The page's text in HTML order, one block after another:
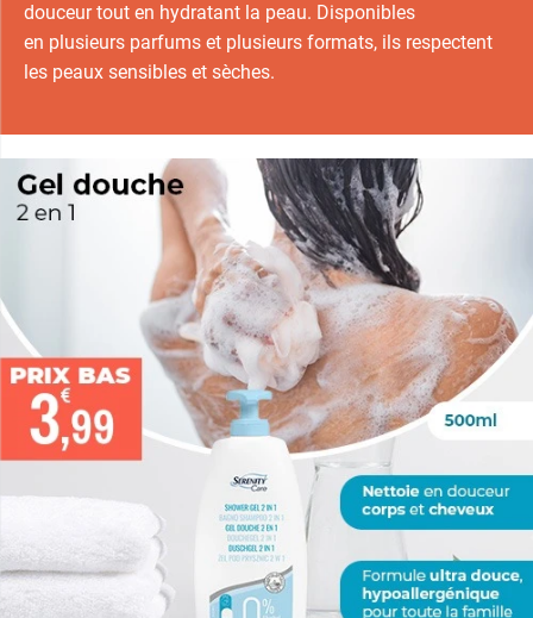
douceur tout en hydratant la peau. Disponibles
en plusieurs parfums et plusieurs formats, ils respectent
les peaux sensibles et sèches.